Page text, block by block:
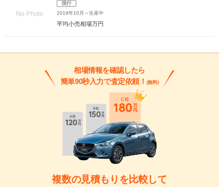
現行
2019年10月～生産中
平均小売相場万円
相場情報を確認したら
簡単90秒入力で査定依頼！ (無料)
複数の見積もりを比較して